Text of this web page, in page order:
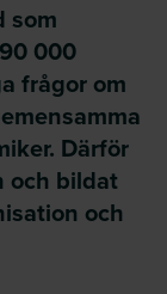
som
000
frågor om
Därför
och bildat
och